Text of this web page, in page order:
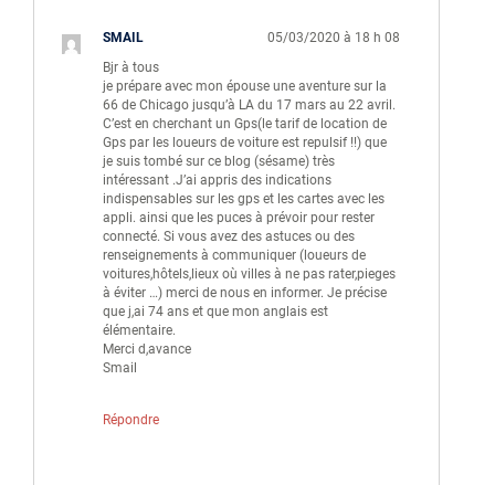
SMAIL
05/03/2020 à 18 h 08
Bjr à tous
je prépare avec mon épouse une aventure sur la
66 de Chicago jusqu’à LA du 17 mars au 22 avril.
C’est en cherchant un Gps(le tarif de location de
Gps par les loueurs de voiture est repulsif !!) que
je suis tombé sur ce blog (sésame) très
intéressant .J’ai appris des indications
indispensables sur les gps et les cartes avec les
appli. ainsi que les puces à prévoir pour rester
connecté. Si vous avez des astuces ou des
renseignements à communiquer (loueurs de
voitures,hôtels,lieux où villes à ne pas rater,pieges
à éviter …) merci de nous en informer. Je précise
que j,ai 74 ans et que mon anglais est
élémentaire.
Merci d,avance
Smail
Répondre